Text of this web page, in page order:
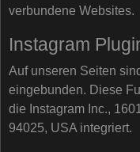
verbundene Websites.
Instagram
Auf unseren Seiten
eingebunden. Diese
die Instagram Inc.,
94025, USA integriert.